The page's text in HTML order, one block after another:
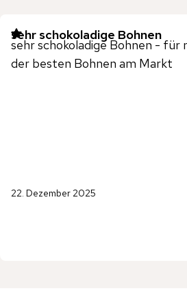
sehr schokoladige Bohnen
sehr schokoladige Bohnen - für
der besten Bohnen am Markt
22. Dezember 2025